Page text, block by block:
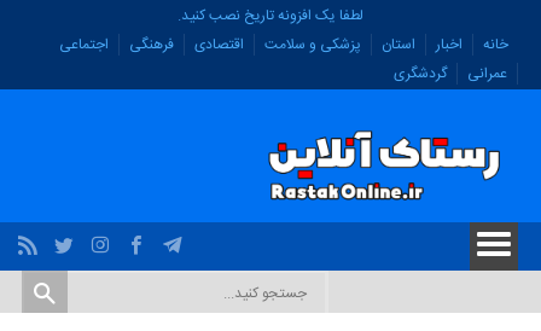
لطفا یک افزونه تاریخ نصب کنید.
خانه
اخبار استان پزشکی و سلامت اقتصادی فرهنگی
اجتماعی
عمرانی
گردشگری